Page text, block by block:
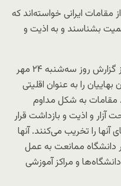
مقامات ایرانی خواسته‌اند که
بشناسند و به اذیت و
دیده‌بان حقوق بشر هم در قسمتی از گزارش روز سه‌شنبه ۲۴ مهر
را به عنوان اقلیتی
مقامات به شکل مداوم
آزار و اذیت و بازداشت قرار
را تخریب می‌کنند. آنها
دانشگاه ممانعت به عمل
و مراکز آموزشی